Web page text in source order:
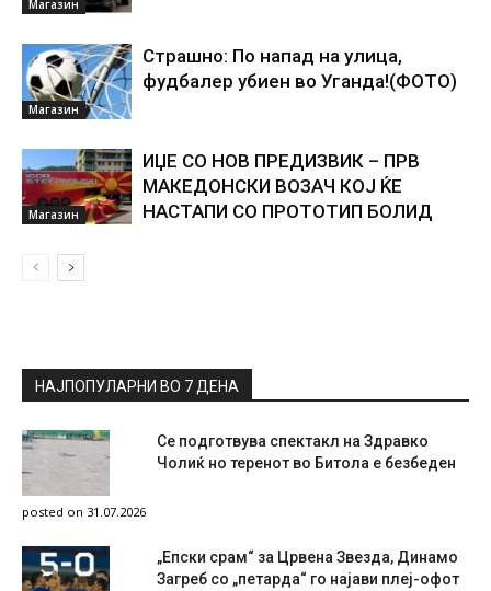
Магазин
Магазин
Страшно: По напад на улица,
фудбалер убиен во Уганда!(ФОТО)
Магазин
ИЏЕ СО НОВ ПРЕДИЗВИК – ПРВ
МАКЕДОНСКИ ВОЗАЧ КОЈ ЌЕ
НАСТАПИ СО ПРОТОТИП БОЛИД
НАЈПОПУЛАРНИ ВО 7 ДЕНА
Се подготвува спектакл на Здравко
Чолиќ но теренот во Битола е безбеден
posted on 31.07.2026
„Епски срам“ за Црвена Звезда, Динамо
Загреб со „петарда“ го најави плеј-офот